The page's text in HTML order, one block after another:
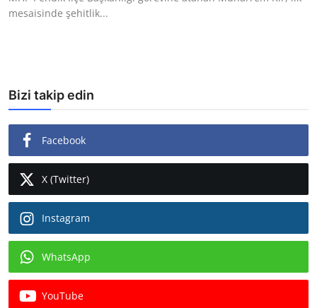
Özel Haber
TBMM Haberleri
Belediye
Sağlık
SON DAKİKA
Asayiş
Köşe Yazısı
Dernek
mesaisinde şehitlik...
Bizi takip edin
Facebook
X (Twitter)
Instagram
WhatsApp
YouTube